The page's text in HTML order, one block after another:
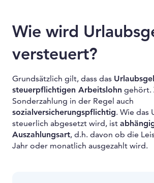
Wie wird
versteuert?
Grundsätzlich gilt, dass das
steuerpflichtigen Arbeitslohn gehört.
Sonderzahlung in der Regel auch
sozialversicherungspflichtig. Wie das
steuerlich abgesetzt wird, ist
Auszahlungsart, d.h. davon ob die
Jahr oder monatlich ausgezahlt wird.